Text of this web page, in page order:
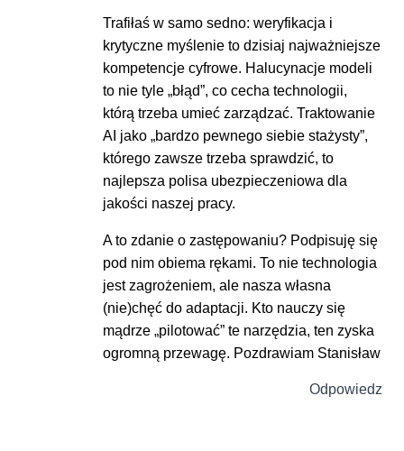
Trafiłaś w samo sedno: weryfikacja i
krytyczne myślenie to dzisiaj najważniejsze
kompetencje cyfrowe. Halucynacje modeli
to nie tyle „błąd”, co cecha technologii,
którą trzeba umieć zarządzać. Traktowanie
AI jako „bardzo pewnego siebie stażysty”,
którego zawsze trzeba sprawdzić, to
najlepsza polisa ubezpieczeniowa dla
jakości naszej pracy.
A to zdanie o zastępowaniu? Podpisuję się
pod nim obiema rękami. To nie technologia
jest zagrożeniem, ale nasza własna
(nie)chęć do adaptacji. Kto nauczy się
mądrze „pilotować” te narzędzia, ten zyska
ogromną przewagę. Pozdrawiam Stanisław
Odpowiedz